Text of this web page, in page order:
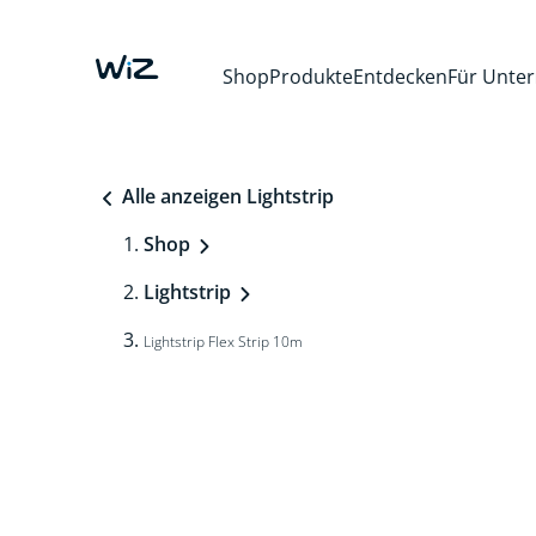
ShopProdukteEntdeckenFür
Alle anzeigen Lightstrip
Shop
Lightstrip
Lightstrip Flex Strip 10m